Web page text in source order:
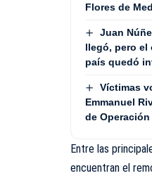
Flores de
Juan
llegó, pero el
país quedó
Víctimas
Emmanuel
de Operación
Entre las
encuentran el